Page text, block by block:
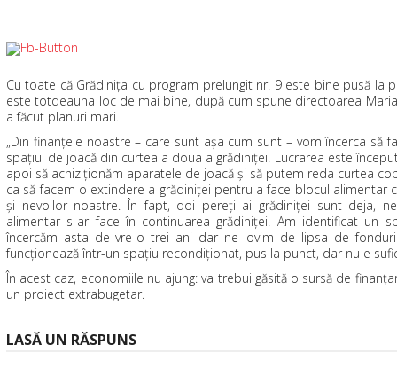
Cu toate că Grădiniţa cu program prelungit nr. 9 este bine pusă la
este totdeauna loc de mai bine, după cum spune directoarea
a făcut planuri mari.
„Din finanţele noastre – care sunt aşa cum sunt – vom încerca să
spaţiul de joacă din curtea a doua a grădiniţei. Lucrarea este
apoi să achiziţionăm aparatele de joacă şi să putem reda curtea
ca să facem o extindere a grădiniţei pentru a face blocul alimentar
şi nevoilor noastre. În fapt, doi pereţi ai grădiniţei sunt deja,
alimentar s-ar face în continuarea grădiniţei. Am identificat un
încercăm asta de vre-o trei ani dar ne lovim de lipsa de
funcţionează într-un spaţiu recondiţionat, pus la punct, dar nu e
În acest caz, economiile nu ajung: va trebui găsită o sursă de
un proiect extrabugetar.
LASĂ UN RĂSPUNS